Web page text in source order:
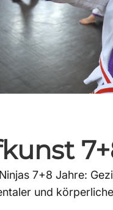
7+8 Jahre:
und